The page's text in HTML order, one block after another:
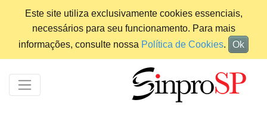
Este site utiliza exclusivamente cookies essenciais,
necessários para seu funcionamento. Para mais
informações, consulte nossa Política de Cookies. Ok